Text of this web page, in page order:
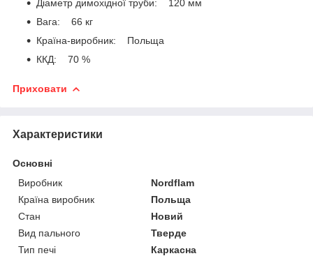
Діаметр димохідної труби: 120 мм
Вага: 66 кг
Країна-виробник: Польща
ККД: 70 %
Приховати
Характеристики
Основні
Виробник
Nordflam
Країна виробник
Польща
Стан
Новий
Вид пального
Тверде
Тип печі
Каркасна